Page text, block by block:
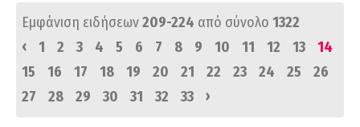
Εμφάνιση ειδήσεων209-224 από σύνολο 1322
‹
1 2 3 4 5 6 7 8 9 10 11 12 13
14
15
16 17 18 19 20 21 22 23 24 25
26
27
28 29 30 31 32 33 ›